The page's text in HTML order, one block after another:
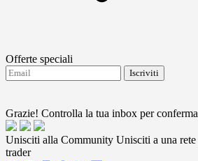
Offerte speciali
Iscriviti
Grazie! Controlla la tua inbox per
Unisciti alla Community Unisciti a una
trader